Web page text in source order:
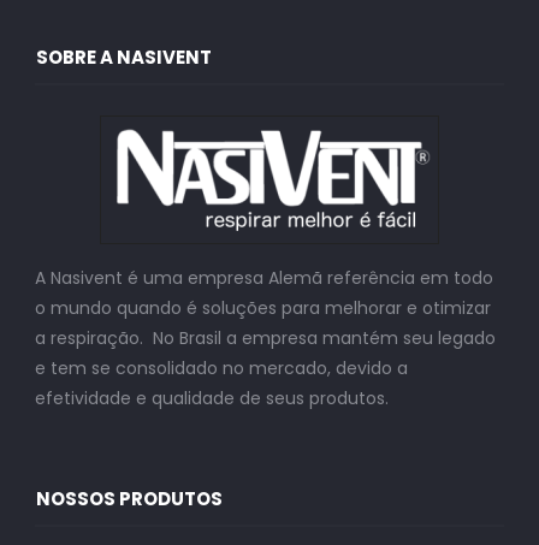
SOBRE A NASIVENT
A Nasivent é uma empresa Alemã referência em todo
o mundo quando é soluções para melhorar e otimizar
a respiração. No Brasil a empresa mantém seu legado
e tem se consolidado no mercado, devido a
efetividade e qualidade de seus produtos.
NOSSOS PRODUTOS